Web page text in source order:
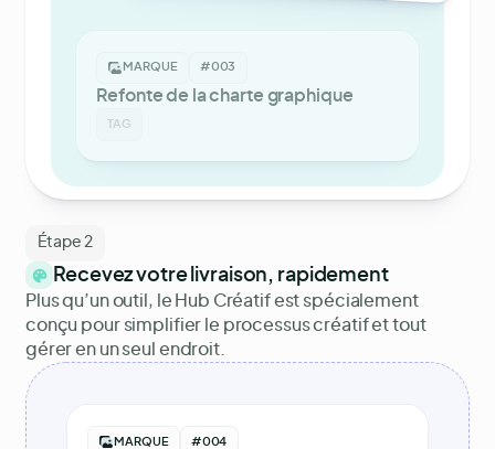
MARQUE #003
Refonte de la charte graphique
TAG
Étape 2
Recevez votre livraison, rapidement
Plus qu’un outil, le Hub Créatif est spécialement
conçu pour simplifier le processus créatif et tout
gérer en un seul endroit.
MARQUE #004